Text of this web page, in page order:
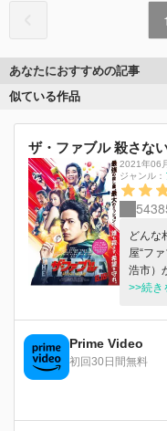
1
あなたにおすすめの記事
似ている作品
ザ・ファブル 殺さな
2021年06
ジャンル：
どんな
屋“フ
浩市）
て“普
人のフ
アキラ
同僚の
の普
は、
密な
>>続き
Prime Video
初回30日間無料